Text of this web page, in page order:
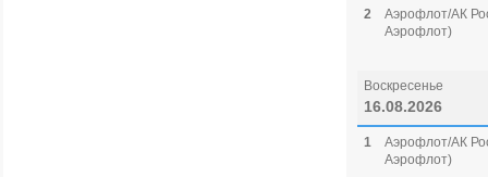
2
Аэрофлот/АК
Аэрофлот)
Воскресенье
16.08.2026
1
Аэрофлот/АК
Аэрофлот)